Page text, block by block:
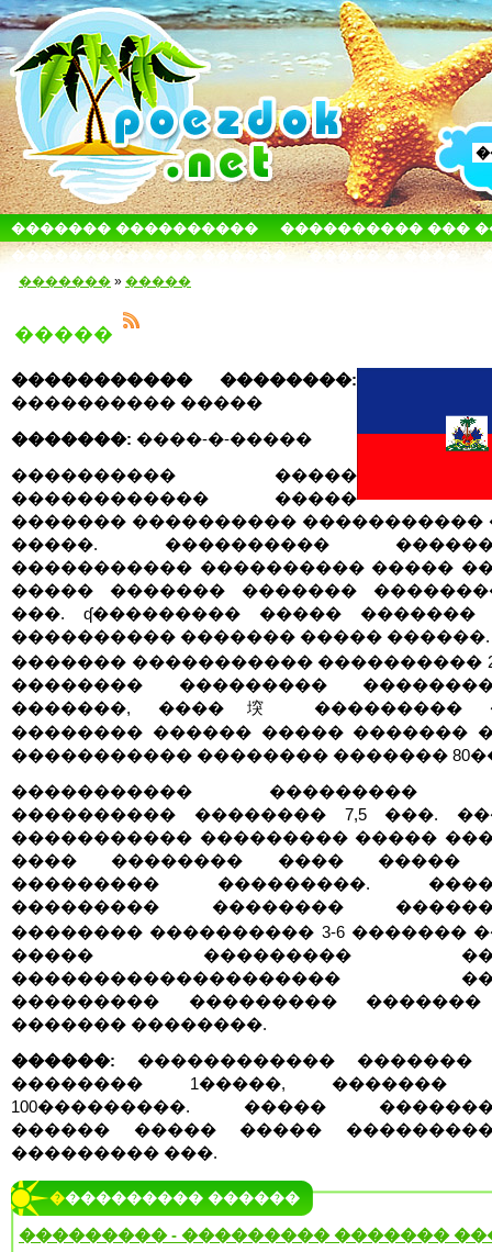
������� ����������
���������� ���
������������� ������
����� � ����
������� » �����
�����
����������� ��������:
���������� �����
�������: ����-�-�����
���������� �����
������������ �����
������� ���������� �����������
�����. ����������
����������� ���������� �����
����� ������� �������
���. ʠ��������� ����� �������
���������� ������� �����
������� ����������� ����������
�������� ���������
�������, ����堗 ���������
�������� ������ ����� �������
����������� �������� �������
����������� ���������
���������� �������� 7,5 ���.
����������� ��������� �����
���� �������� ���� �����
��������� ���������.
��������� ��������
�������� ���������� 3-6 �������
����� ���������
��������������������
��������� ���������
������� ��������.
������: ������������ �������
�������� 1�����, �������
100���������. �����
������ ����� �����
��������� ���.
���������� ������
��������� - ��������� �������